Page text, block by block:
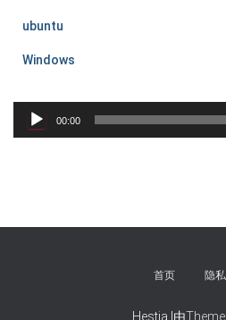
ubuntu
Windows
00:00
首页 隐
Hestia |由